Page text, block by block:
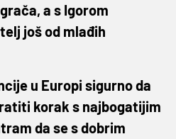
a s Igorom
još od mlađih
u Europi sigurno da
korak s najbogatijim
da se s dobrim